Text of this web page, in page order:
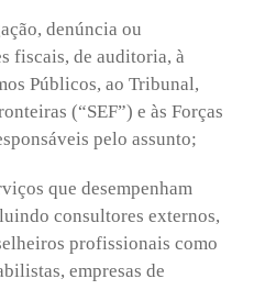
denúncia ou
fiscais, de auditoria, à
Públicos, ao Tribunal,
(“SEF”) e às Forças
pelo assunto;
que desempenham
consultores externos,
profissionais como
empresas de